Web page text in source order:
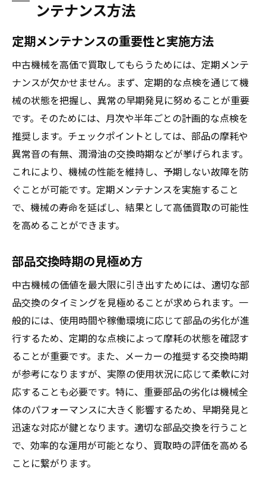
ンテナンス方法
定期メンテナンスの重要性と実施方法
中古機械を高価で買取してもらうためには、定期メンテ
ナンスが欠かせません。まず、定期的な点検を通じて機
械の状態を把握し、異常の早期発見に努めることが重要
です。そのためには、月次や半年ごとの計画的な点検を
推奨します。チェックポイントとしては、部品の摩耗や
異常音の有無、潤滑油の交換時期などが挙げられます。
これにより、機械の性能を維持し、予期しない故障を防
ぐことが可能です。定期メンテナンスを実施すること
で、機械の寿命を延ばし、結果として高価買取の可能性
を高めることができます。
部品交換時期の見極め方
中古機械の価値を最大限に引き出すためには、適切な部
品交換のタイミングを見極めることが求められます。一
般的には、使用時間や稼働環境に応じて部品の劣化が進
行するため、定期的な点検によって摩耗の状態を確認す
ることが重要です。また、メーカーの推奨する交換時期
が参考になりますが、実際の使用状況に応じて柔軟に対
応することも必要です。特に、重要部品の劣化は機械全
体のパフォーマンスに大きく影響するため、早期発見と
迅速な対応が鍵となります。適切な部品交換を行うこと
で、効率的な運用が可能となり、買取時の評価を高める
ことに繋がります。